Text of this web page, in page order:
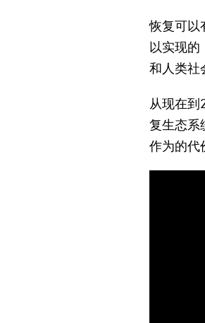
恢复可以
以实现的
和人类社
从现在到
复生态系
作为的代